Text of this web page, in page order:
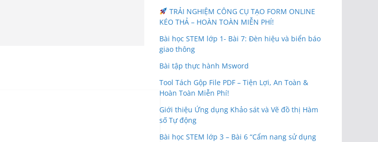
TRẢI NGHIỆM CÔNG CỤ TẠO FORM ONLINE
KÉO THẢ – HOÀN TOÀN MIỄN PHÍ!
Bài học STEM lớp 1- Bài 7: Đèn hiệu và biển báo
giao thông
Bài tập thực hành Msword
Tool Tách Gộp File PDF – Tiện Lợi, An Toàn &
Hoàn Toàn Miễn Phí!
Giới thiệu Ứng dụng Khảo sát và Vẽ đồ thị Hàm
số Tự động
Bài học STEM lớp 3 – Bài 6 “Cẩm nang sử dụng